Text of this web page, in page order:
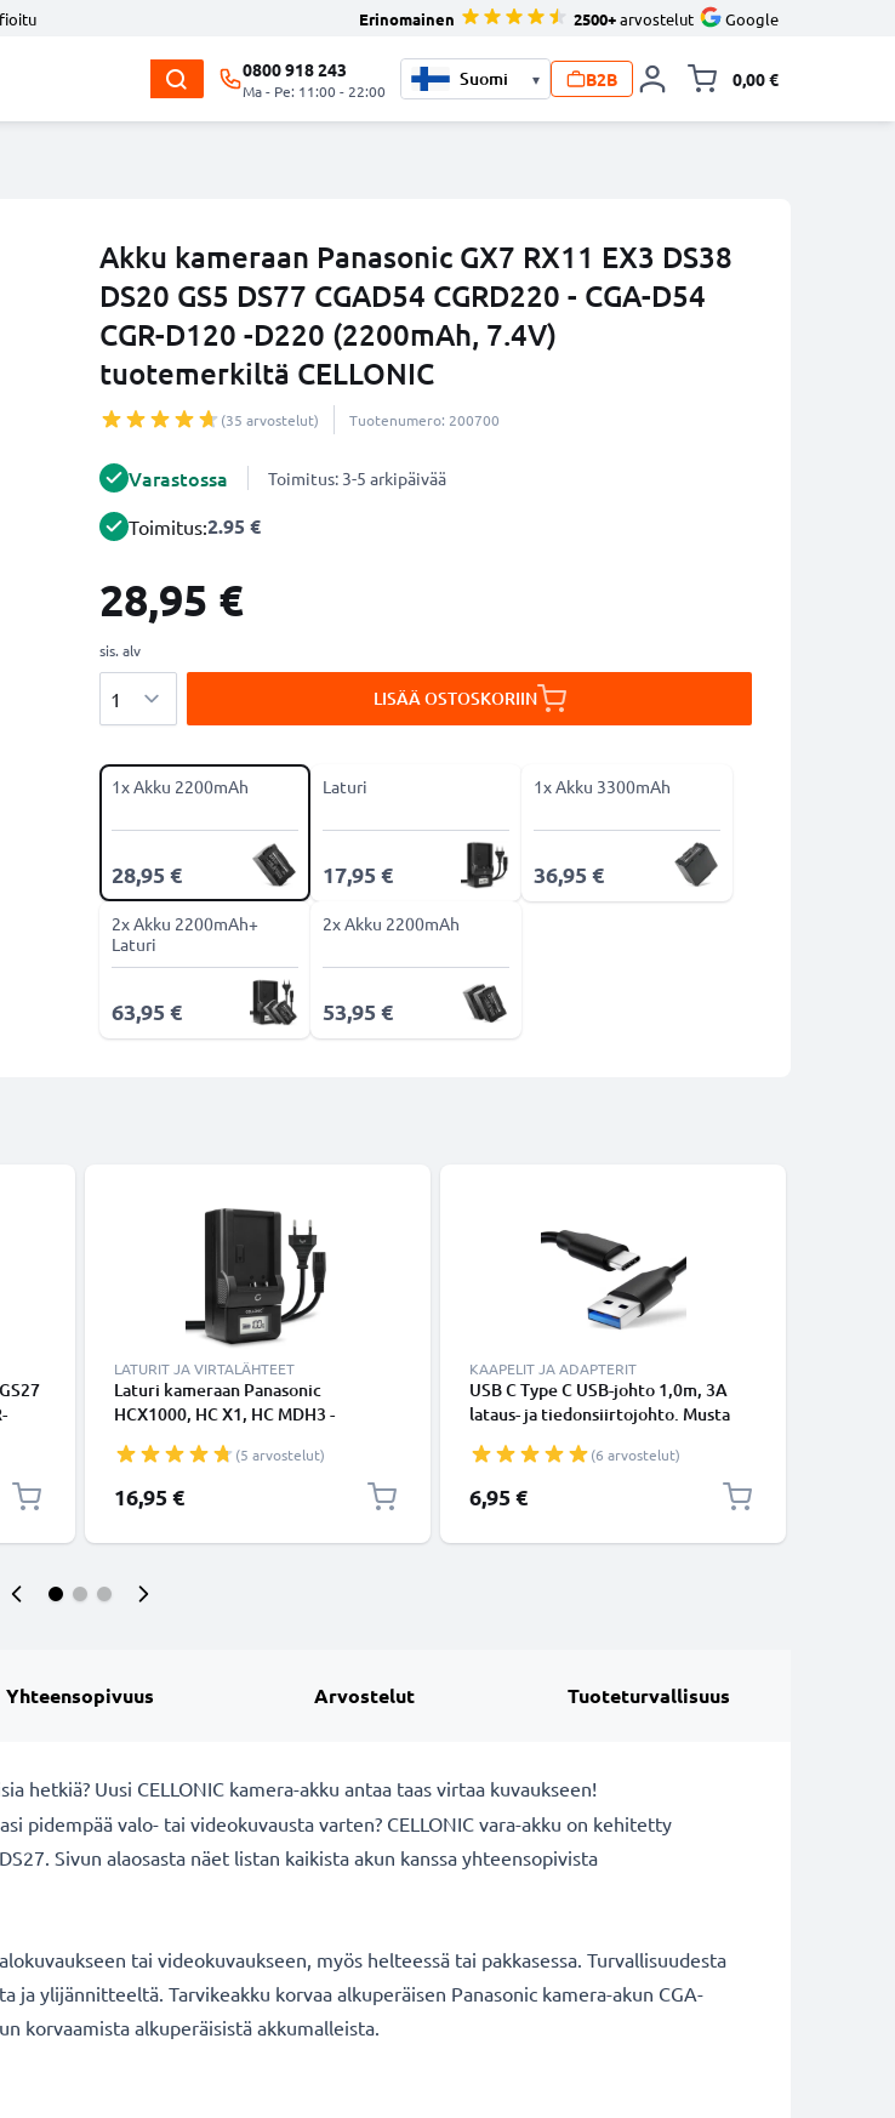
Erinomainen 2500+arvostelut Google
0800 918 243
Ma - Pe: 11:00 - 22:00
▾ B2B 0,00 €
Akku kameraan Panasonic GX7 RX11 EX3 DS38
DS20 GS5 DS77 CGAD54 CGRD220 - CGA-D54
CGR-D120 -D220 (2200mAh, 7.4V)
tuotemerkiltä CELLONIC
(35 arvostelut) Tuotenumero: 200700
Varastossa Toimitus: 3-5 arkipäivää
Toimitus:2.95 €
28,95 €
sis. alv
LISÄÄ OSTOSKORIIN
1x Akku 2200mAh
28,95 €
Laturi
17,95 €
1x Akku 3300mAh
36,95 €
2x Akku 2200mAh+
Laturi
63,95 €
2x Akku 2200mAh
53,95 €
LATURIT JA VIRTALÄHTEET
Laturi kameraan Panasonic
HCX1000, HC X1, HC MDH3 -
tarvikelaturi
(5 arvostelut)
16,95 €
KAAPELIT JA ADAPTERIT
USB C Type C USB-johto 1,0m, 3A
lataus- ja tiedonsiirtojohto. Musta
USB-kaapeli
(6 arvostelut)
6,95 €
Yhteensopivuus Arvostelut Tuoteturvallisuus
hetkiä? Uusi CELLONIC kamera-akku antaa taas virtaa kuvaukseen!
pidempää valo- tai videokuvausta varten? CELLONIC vara-akku on kehitetty
Sivun alaosasta näet listan kaikista akun kanssa yhteensopivista
tai videokuvaukseen, myös helteessä tai pakkasessa. Turvallisuudesta
ylijännitteeltä. Tarvikeakku korvaa alkuperäisen Panasonic kamera-akun CGA-
korvaamista alkuperäisistä akkumalleista.